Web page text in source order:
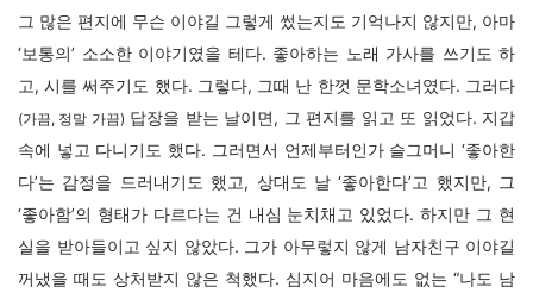
그 많은 편지에 무슨 이야길 그렇게 썼는지도 기억나지 않지만, 아마
‘보통의’ 소소한 이야기였을 테다. 좋아하는 노래 가사를 쓰기도 하
고, 시를 써주기도 했다. 그렇다, 그때 난 한껏 문학소녀였다. 그러다
(가끔, 정말 가끔) 답장을 받는 날이면, 그 편지를 읽고 또 읽었다. 지갑
속에 넣고 다니기도 했다. 그러면서 언제부터인가 슬그머니 ‘좋아한
다’는 감정을 드러내기도 했고, 상대도 날 ‘좋아한다’고 했지만, 그
‘좋아함’의 형태가 다르다는 건 내심 눈치채고 있었다. 하지만 그 현
실을 받아들이고 싶지 않았다. 그가 아무렇지 않게 남자친구 이야길
꺼냈을 때도 상처받지 않은 척했다. 심지어 마음에도 없는 “나도 남